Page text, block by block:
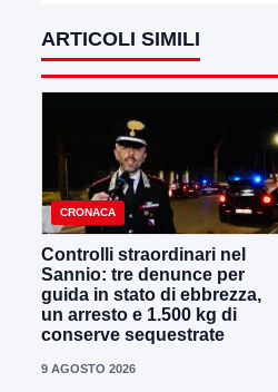
ARTICOLI SIMILI
CRONACA
Controlli straordinari nel
Sannio: tre denunce per
guida in stato di ebbrezza,
un arresto e 1.500 kg di
conserve sequestrate
9 AGOSTO 2026